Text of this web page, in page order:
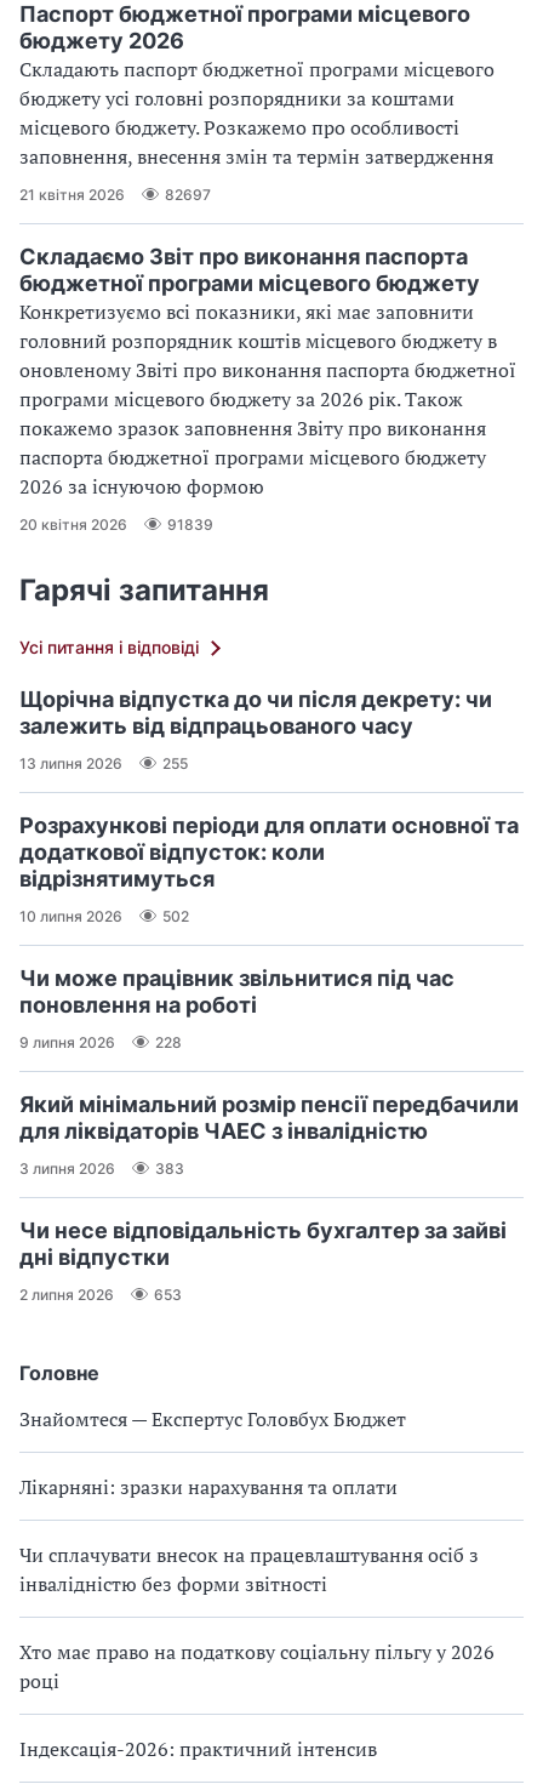
Головне
Знайомтеся — Експертус Головбух Бюджет
Лікарняні: зразки нарахування та оплати
Чи сплачувати внесок на працевлаштування осіб з
інвалідністю без форми звітності
Хто має право на податкову соціальну пільгу у 2026
році
Індексація-2026: практичний інтенсив
Паспорт бюджетної програми місцевого
бюджету 2026
Складають паспорт бюджетної програми місцевого
бюджету усі головні розпорядники за коштами
місцевого бюджету. Розкажемо про особливості
заповнення, внесення змін та термін затвердження
21 квітня 2026 82697
Складаємо Звіт про виконання паспорта
бюджетної програми місцевого бюджету
Конкретизуємо всі показники, які має заповнити
головний розпорядник коштів місцевого бюджету в
оновленому Звіті про виконання паспорта бюджетної
програми місцевого бюджету за 2026 рік. Також
покажемо зразок заповнення Звіту про виконання
паспорта бюджетної програми місцевого бюджету
2026 за існуючою формою
20 квітня 2026 91839
Гарячі запитання
Усі питання і відповіді
Щорічна відпустка до чи після декрету: чи
залежить від відпрацьованого часу
13 липня 2026 255
Розрахункові періоди для оплати основної та
додаткової відпусток: коли
відрізнятимуться
10 липня 2026 502
Чи може працівник звільнитися під час
поновлення на роботі
9 липня 2026 228
Який мінімальний розмір пенсії передбачили
для ліквідаторів ЧАЕС з інвалідністю
3 липня 2026 383
Чи несе відповідальність бухгалтер за зайві
дні відпустки
2 липня 2026 653